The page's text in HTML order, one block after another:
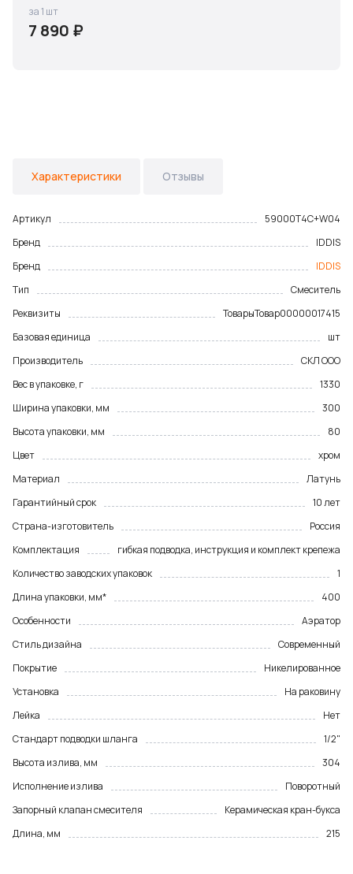
7 890 ₽
за 1 шт
Характеристики Отзывы
Артикул
59000T4C+W04
Бренд
IDDIS
Бренд
IDDIS
Тип
Смеситель
Реквизиты
ТоварыТовар00000017415
Базовая единица
шт
Производитель
СКЛ ООО
Вес в упаковке, г
1330
Ширина упаковки, мм
300
Высота упаковки, мм
80
Цвет
хром
Материал
Латунь
Гарантийный срок
10 лет
Страна-изготовитель
Россия
Комплектация
гибкая подводка, инструкция и комплект крепежа
Количество заводских упаковок
1
Длина упаковки, мм*
400
Особенности
Аэратор
Стиль дизайна
Современный
Покрытие
Никелированное
Установка
На раковину
Лейка
Нет
Стандарт подводки шланга
1/2"
Высота излива, мм
304
Исполнение излива
Поворотный
Запорный клапан смесителя
Керамическая кран-букса
Длина, мм
215